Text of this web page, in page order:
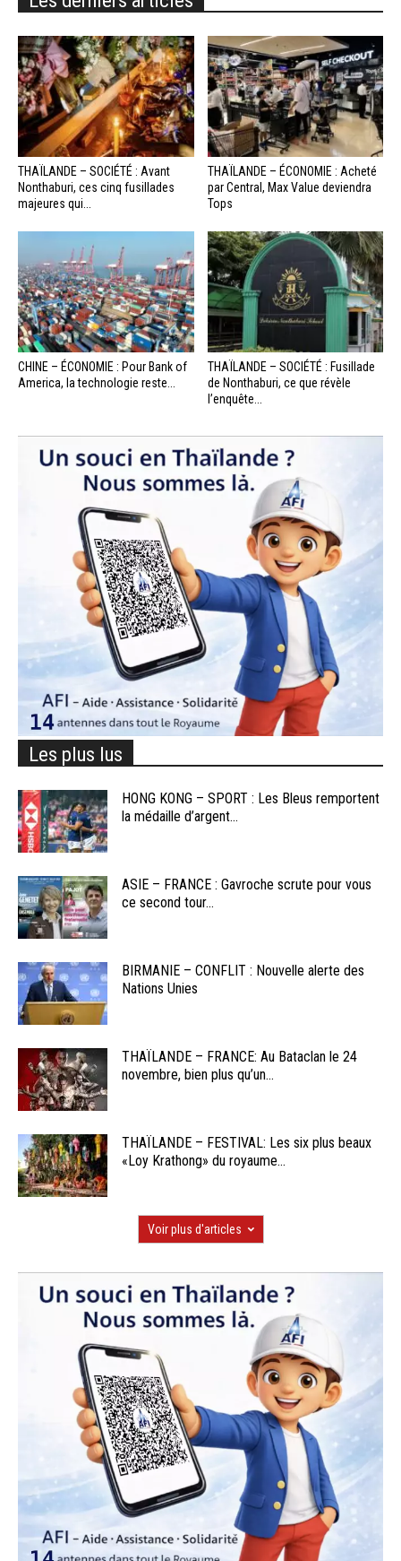
THAÏLANDE – SOCIÉTÉ : Avant
Nonthaburi, ces cinq fusillades
majeures qui...
THAÏLANDE – ÉCONOMIE : Acheté
par Central, Max Value deviendra
Tops
CHINE – ÉCONOMIE : Pour Bank of
America, la technologie reste...
THAÏLANDE – SOCIÉTÉ : Fusillade
de Nonthaburi, ce que révèle
l’enquête...
Les plus lus
HONG KONG – SPORT : Les Bleus remportent
la médaille d’argent...
ASIE – FRANCE : Gavroche scrute pour vous
ce second tour...
BIRMANIE – CONFLIT : Nouvelle alerte des
Nations Unies
THAÏLANDE – FRANCE: Au Bataclan le 24
novembre, bien plus qu’un...
THAÏLANDE – FESTIVAL: Les six plus beaux
«Loy Krathong» du royaume...
Voir plus d'articles